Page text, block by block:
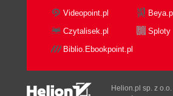
Videopoint.pl
Czytalisek.pl
Sploty
Biblio.Ebookpoint.pl
Helion.pl sp. z o.o.